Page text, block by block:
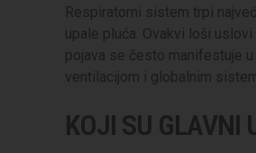
Respiratorni sistem trpi
upale pluća. Ovakvi loši
pojava se često manifestuje
ventilacijom i globalnim
KOJI SU GLAVNI